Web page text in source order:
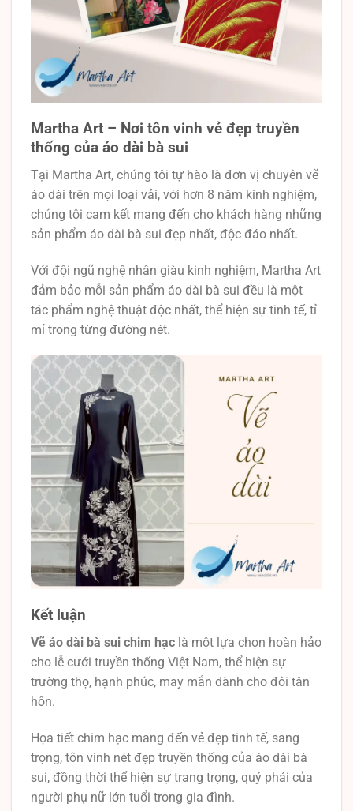
Martha Art – Nơi tôn vinh vẻ đẹp truyền
thống của áo dài bà sui
Tại Martha Art, chúng tôi tự hào là đơn vị chuyên vẽ
áo dài trên mọi loại vải, với hơn 8 năm kinh nghiệm,
chúng tôi cam kết mang đến cho khách hàng những
sản phẩm áo dài bà sui đẹp nhất, độc đáo nhất.
Với đội ngũ nghệ nhân giàu kinh nghiệm, Martha Art
đảm bảo mỗi sản phẩm áo dài bà sui đều là một
tác phẩm nghệ thuật độc nhất, thể hiện sự tinh tế, tỉ
mỉ trong từng đường nét.
Kết luận
Vẽ áo dài bà sui chim hạc là một lựa chọn hoàn hảo
cho lễ cưới truyền thống Việt Nam, thể hiện sự
trường thọ, hạnh phúc, may mắn dành cho đôi tân
hôn.
Họa tiết chim hạc mang đến vẻ đẹp tinh tế, sang
trọng, tôn vinh nét đẹp truyền thống của áo dài bà
sui, đồng thời thể hiện sự trang trọng, quý phái của
người phụ nữ lớn tuổi trong gia đình.